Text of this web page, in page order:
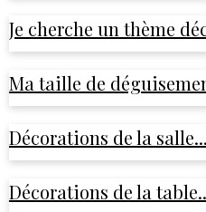
Je cherche un thème
Ma taille de
Décorations de la salle...
Décorations de la